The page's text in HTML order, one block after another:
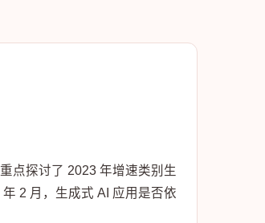
点探讨了 2023 年增速类别生
2 月，生成式 AI 应用是否依